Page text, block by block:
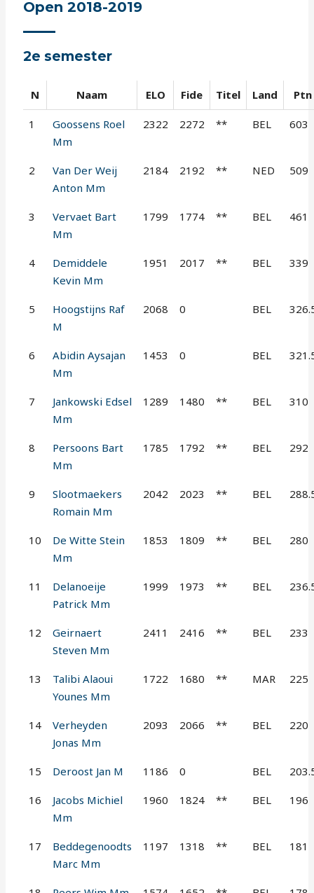
Open 2018-2019
2e semester
N Naam ELO Fide Titel Land Ptn
1
Goossens Roel
Mm
2322 2272 ** BEL 603
2
Van Der Weij
Anton Mm
2184 2192 ** NED 509
3
Vervaet Bart
Mm
1799 1774 ** BEL 461
4
Demiddele
Kevin Mm
1951 2017 ** BEL 339
5
Hoogstijns Raf
M
2068 0 BEL
6
Abidin Aysajan
Mm
1453 0 BEL
7
Jankowski Edsel
Mm
1289 1480 ** BEL 310
8
Persoons Bart
Mm
1785 1792 ** BEL 292
9
Slootmaekers
Romain Mm
2042 2023 ** BEL
10
De Witte Stein
Mm
1853 1809 ** BEL 280
11
Delanoeije
Patrick Mm
1999 1973 ** BEL
12
Geirnaert
Steven Mm
2411 2416 ** BEL 233
13
Talibi Alaoui
Younes Mm
1722 1680 ** MAR 225
14
Verheyden
Jonas Mm
2093 2066 ** BEL 220
15 Deroost Jan M 1186 0 BEL
16
Jacobs Michiel
Mm
1960 1824 ** BEL 196
17
Beddegenoodts
Marc Mm
1197 1318 ** BEL 181